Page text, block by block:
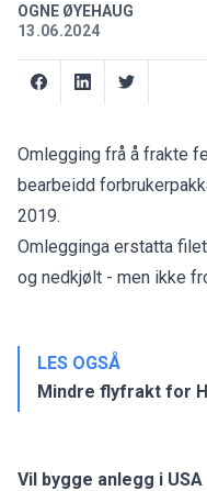
OGNE ØYEHAUG
13.06.2024
Omlegging frå å frakte
bearbeidd
2019.
Omlegginga erstatta
og nedkjølt - men ikke
LES OGSÅ
Mindre flyfrakt for
Vil bygge anlegg i USA